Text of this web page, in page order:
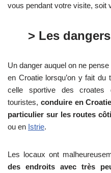
vous pendant votre visite, soit
> Les
Un danger auquel on ne
en Croatie lorsqu’on y fait du
celle sportive des croates
touristes, conduire en
particulier sur les routes
ou en Istrie.
Les locaux ont
des endroits avec très